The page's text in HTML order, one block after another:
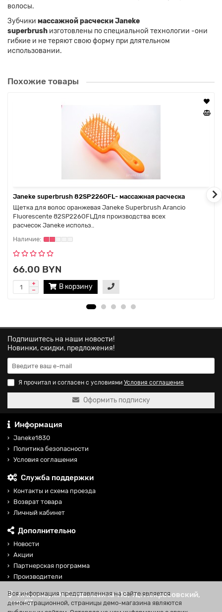
волосы.
Зубчики массажной расчески Janeke
superbrush изготовлены по специальной технологии -они
гибкие и не теряют свою форму при длятельном
использовании.
Похожие товары
Janeke superbrush 82SP226OFL- массажная расческа
Щетка для волос оранжевая Janeke Superbrush Arancio
Fluorescente 82SP226OFLДля производства всех
расчесок Janeke использ..
66.00 BYN
В корзину
Подпишитесь на наши новости!
Новинки, скидки, предложения!
Я прочитал и согласен с условиями Условия соглашения
Оформить подписку
Информация
Janeke1830
Политика безопасности
Условия соглашения
Служба поддержки
Контакты и схема проезда
Возврат товара
Личный кабинет
Дополнительно
Новости
Акции
Партнерская программа
Производители
г.Минск,ул.М.Богдановича 118, тц. Некрасовский,
пав. 57
Вся информация представленная на сайте является
демонстрационной, страницы демо-магазина являются